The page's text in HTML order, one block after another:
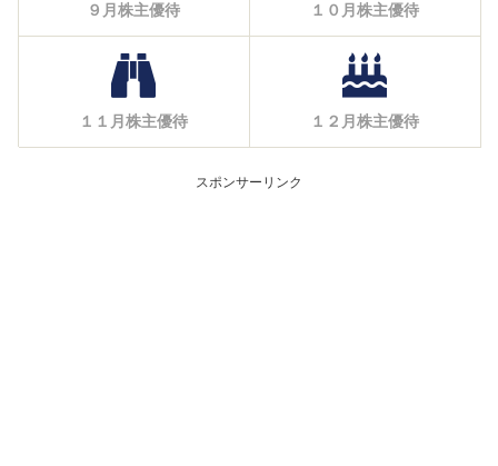
９月株主優待 １０月株主優待
１１月株主優待 １２月株主優待
スポンサーリンク